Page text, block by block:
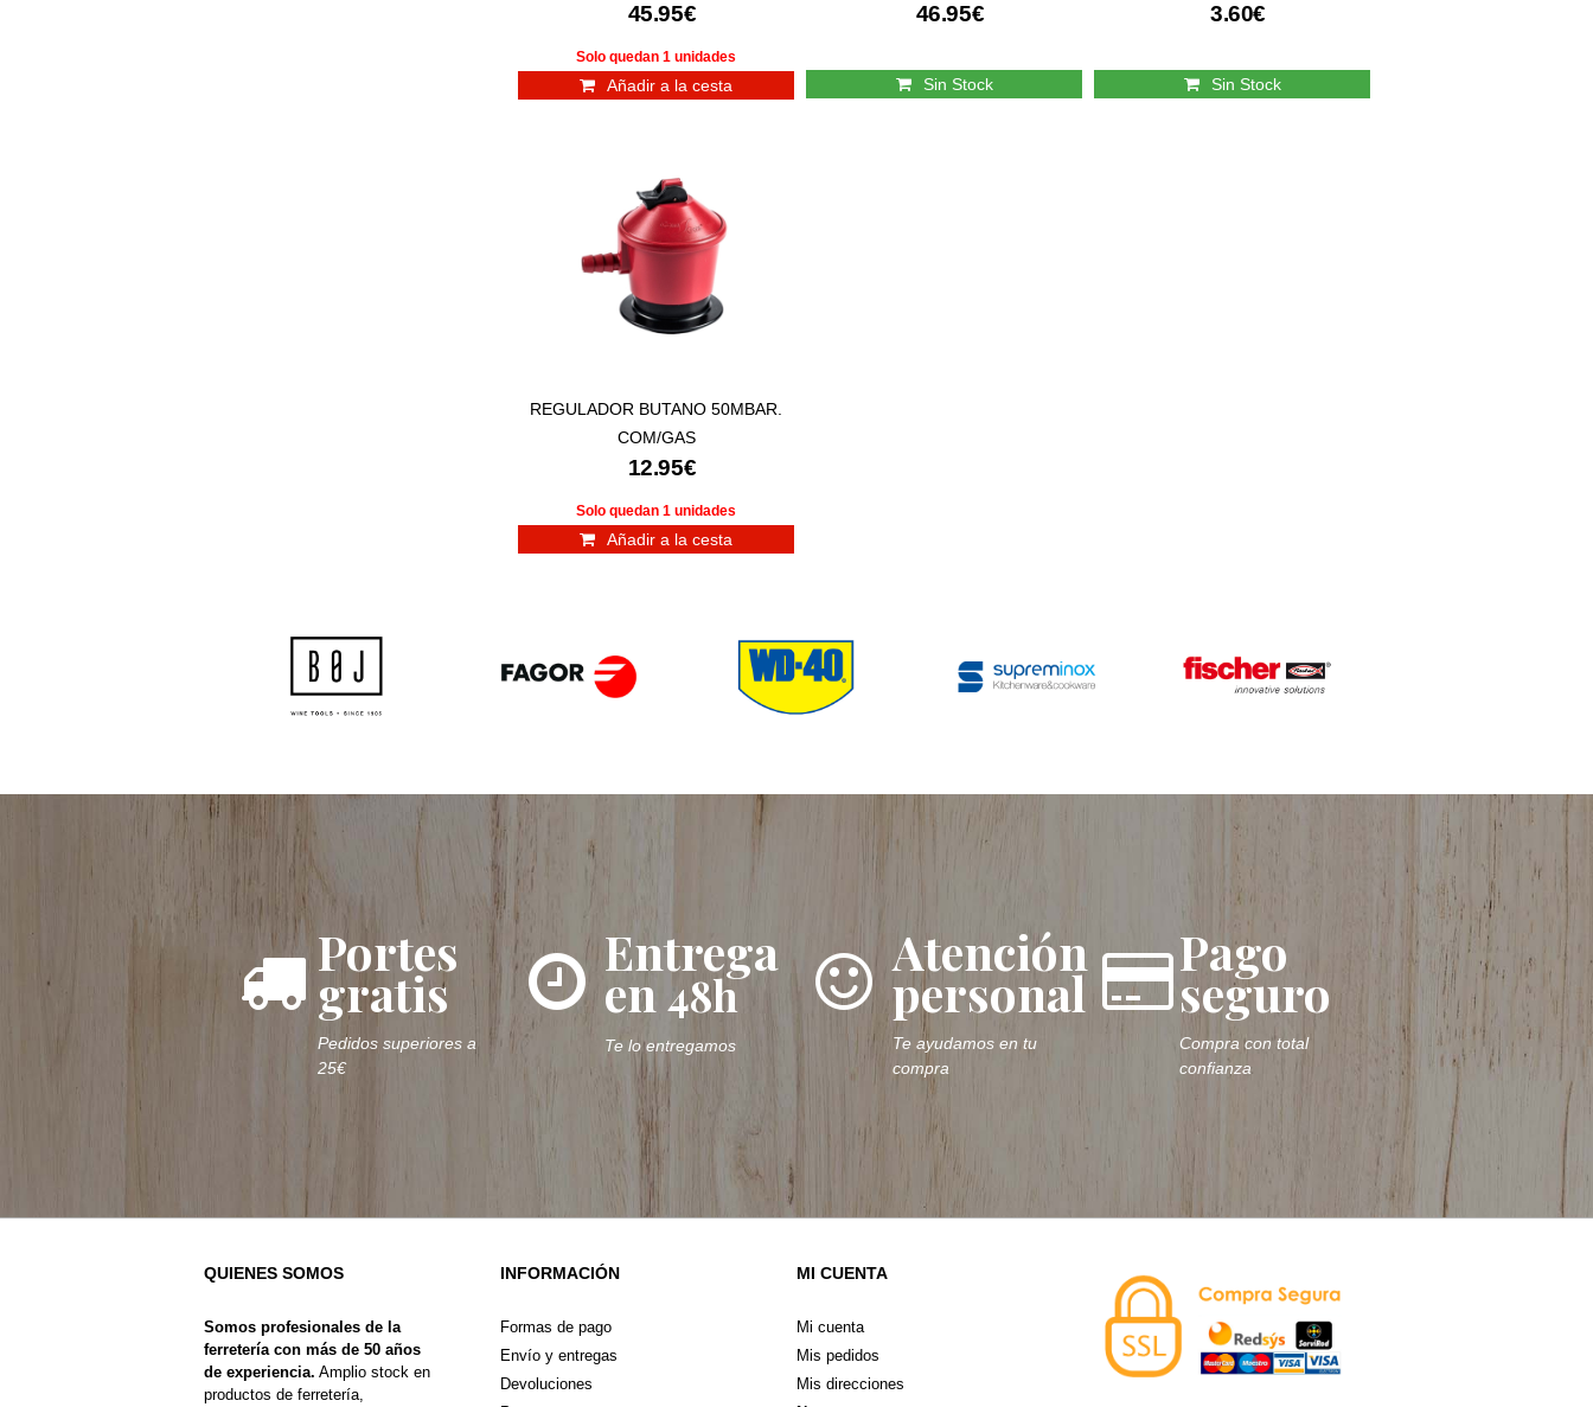
45.95€
Solo quedan 1 unidades
Añadir a la cesta
46.95€
Sin Stock
3.60€
Sin Stock
REGULADOR BUTANO 50MBAR.
COM/GAS
12.95€
Solo quedan 1 unidades
Añadir a la cesta
Portes
gratis
Pedidos superiores a
25€
Entrega
en48h
Te lo entregamos
Atención
personal
Te ayudamos en tu
compra
Pago
seguro
Compra con total
confianza
QUIENES SOMOS
Somos profesionales de la
ferretería con más de 50 años
de experiencia. Amplio stock en
productos de ferretería,
INFORMACIÓN
Formas de pago
Envío y entregas
Devoluciones
MI CUENTA
Mi cuenta
Mis pedidos
Mis direcciones